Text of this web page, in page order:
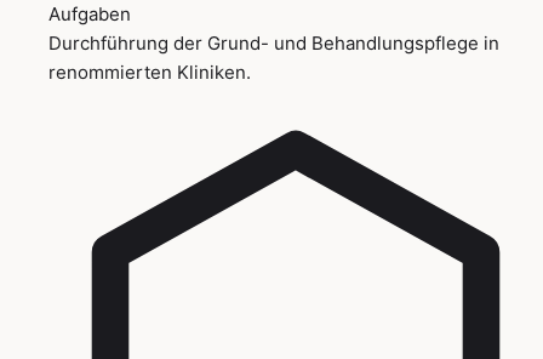
Aufgaben
Durchführung der Grund- und Behandlungspflege in
renommierten Kliniken.